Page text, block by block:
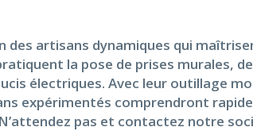
des artisans dynamiques qui
la pose de prises murales,
électriques. Avec leur outillage
expérimentés comprendront
pas et contactez notre